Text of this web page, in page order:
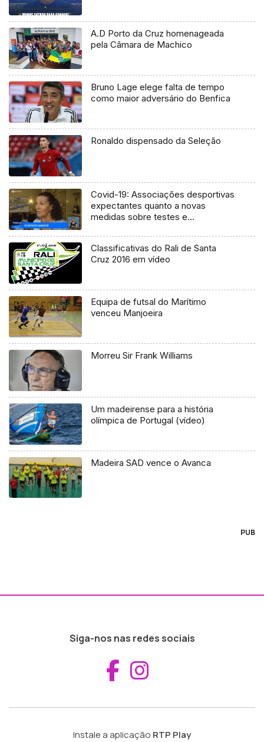
A.D Porto da Cruz homenageada
pela Câmara de Machico
Bruno Lage elege falta de tempo
como maior adversário do Benfica
Ronaldo dispensado da Seleção
Covid-19: Associações desportivas
expectantes quanto a novas
medidas sobre testes e
Classificativas do Rali de Santa
Cruz 2016 em vídeo
Equipa de futsal do Marítimo
venceu Manjoeira
Morreu Sir Frank Williams
Um madeirense para a história
olímpica de Portugal (vídeo)
Madeira SAD vence o Avanca
PUB
Siga-nos nas redes sociais
Aceder ao
Instale a aplicação RTP Play